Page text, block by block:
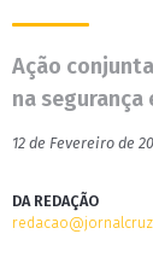
Ação
na
12 de Fevereiro de
DA REDAÇÃO